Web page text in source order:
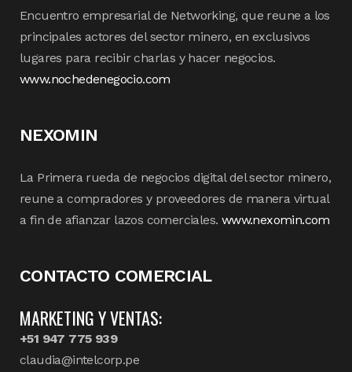
Encuentro empresarial de Networking, que reune a los
principales actores del sector minero, en exclusivos
lugares para recibir charlas y hacer negocios.
www.nochedenegocio.com
NEXOMIN
La Primera rueda de negocios digital del sector minero,
reune a compradores y proveedores de manera virtual
a fin de afianzar lazos comerciales. www.nexomin.com
CONTACTO COMERCIAL
MARKETING Y VENTAS:
+51 947 775 939
claudia@intelcorp.pe